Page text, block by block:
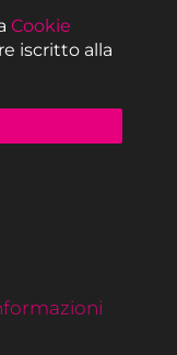
Cookie
iscritto alla